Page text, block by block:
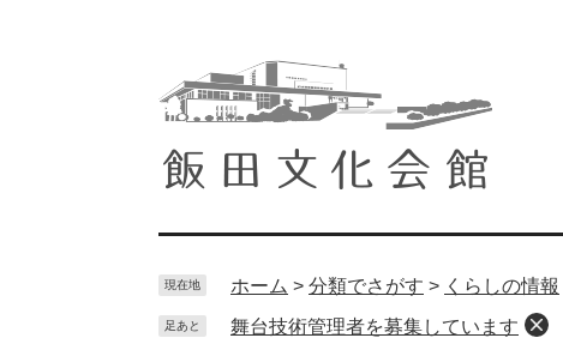
現在地 ホーム > 分類でさがす > くらしの情報
足あと 舞台技術管理者を募集しています